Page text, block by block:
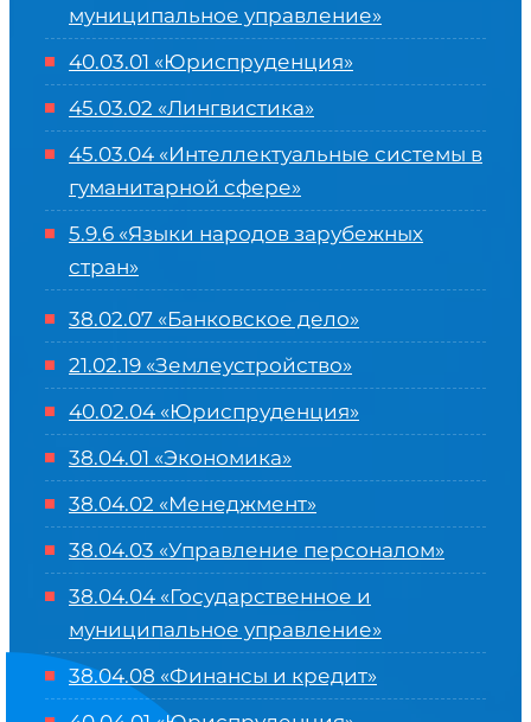
муниципальное управление»
40.03.01 «Юриспруденция»
45.03.02 «Лингвистика»
45.03.04 «Интеллектуальные системы в
гуманитарной сфере»
5.9.6 «Языки народов зарубежных
стран»
38.02.07 «Банковское дело»
21.02.19 «Землеустройство»
40.02.04 «Юриспруденция»
38.04.01 «Экономика»
38.04.02 «Менеджмент»
38.04.03 «Управление персоналом»
38.04.04 «Государственное и
муниципальное управление»
38.04.08 «Финансы и кредит»